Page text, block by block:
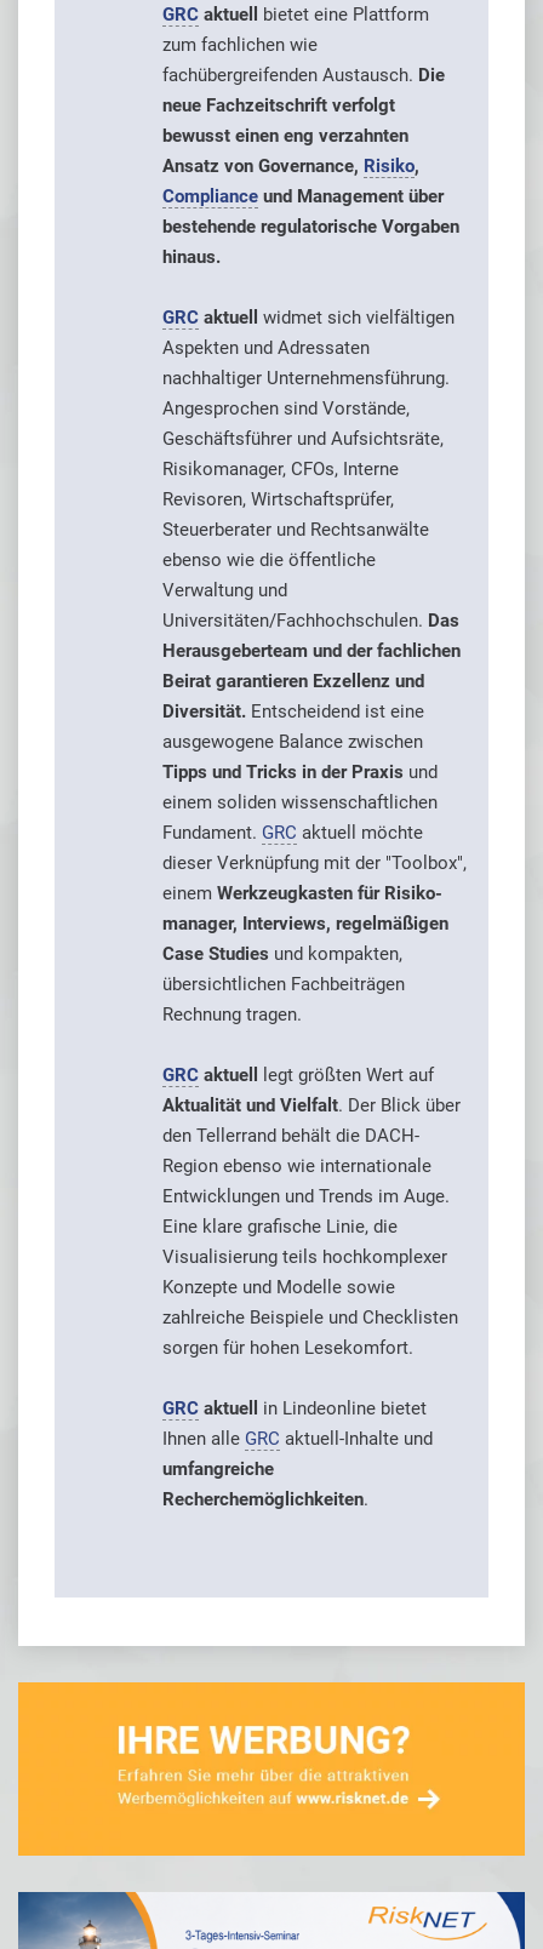
GRC aktuell
bietet eine Plattform
zum fachlichen wie
fachübergreifenden Austausch. Die
neue Fachzeitschrift verfolgt
bewusst einen eng verzahnten
Ansatz von Governance, Risiko,
Compliance und Management über
bestehende regulatorische Vorgaben
hinaus.
GRC aktuell
widmet sich vielfältigen
Aspekten und Adressaten
nachhaltiger Unternehmensführung.
Angesprochen sind Vorstände,
Geschäftsführer und Aufsichtsräte,
Risikomanager, CFOs, Interne
Revisoren, Wirtschaftsprüfer,
Steuerberater und Rechtsanwälte
ebenso wie die öffentliche
Verwaltung und
Universitäten/Fachhochschulen. Das
Herausgeberteam und der fachlichen
Beirat garantieren Exzellenz und
Diversität. Entscheidend ist eine
ausgewogene Balance zwischen
Tipps und Tricks in der Praxis und
einem soliden wissenschaftlichen
Fundament. GRC aktuell möchte
dieser Verknüpfung mit der "Toolbox",
einem Werkzeugkasten für Risiko­
manager, Interviews, regelmäßigen
Case Studies und kompakten,
übersichtlichen Fachbeiträgen
Rechnung tragen.
GRC aktuell
legt größten Wert auf
Aktualität und Vielfalt. Der Blick über
den Tellerrand behält die DACH­-
Region ebenso wie internationale
Entwicklungen und Trends im Auge.
Eine klare grafische Linie, die
Visualisierung teils hochkomplexer
Konzepte und Modelle sowie
zahlreiche Beispiele und Checklisten
sorgen für hohen Lesekomfort.
GRC aktuell in Lindeonline bietet
Ihnen alle GRC aktuell-Inhalte und
umfangreiche
Recherchemöglichkeiten.